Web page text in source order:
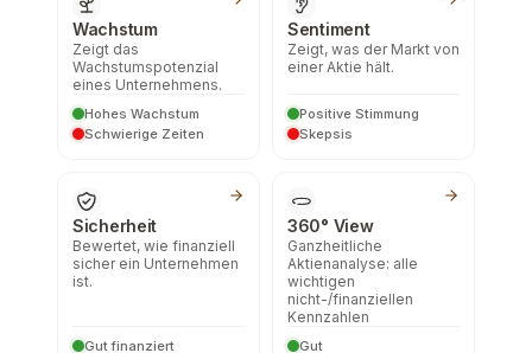
Wachstum
Zeigt das
Wachstumspotenzial
eines Unternehmens.
Hohes Wachstum
Schwierige Zeiten
Sentiment
Zeigt, was der Markt von
einer Aktie hält.
Positive Stimmung
Skepsis
Sicherheit
Bewertet, wie finanziell
sicher ein Unternehmen
ist.
Gut finanziert
360° View
Ganzheitliche
Aktienanalyse: alle
wichtigen
nicht-/finanziellen
Kennzahlen
Gut